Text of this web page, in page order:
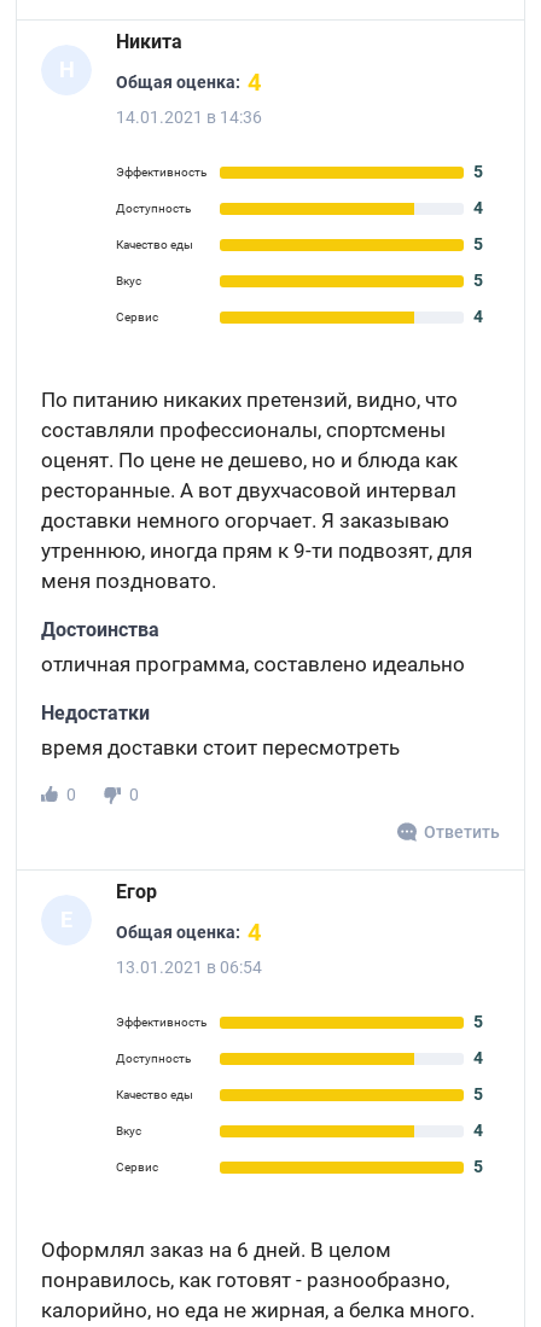
Н
Никита
Общая оценка: 4
14.01.2021 в 14:36
Эффективность 5
Доступность 4
Качество еды 5
Вкус 5
Сервис 4
По питанию никаких претензий, видно, что
составляли профессионалы, спортсмены
оценят. По цене не дешево, но и блюда как
ресторанные. А вот двухчасовой интервал
доставки немного огорчает. Я заказываю
утреннюю, иногда прям к 9-ти подвозят, для
меня поздновато.
Достоинства
отличная программа, составлено идеально
Недостатки
время доставки стоит пересмотреть
0
0
Ответить
Е
Егор
Общая оценка: 4
13.01.2021 в 06:54
Эффективность 5
Доступность 4
Качество еды 5
Вкус 4
Сервис 5
Оформлял заказ на 6 дней. В целом
понравилось, как готовят - разнообразно,
калорийно, но еда не жирная, а белка много.